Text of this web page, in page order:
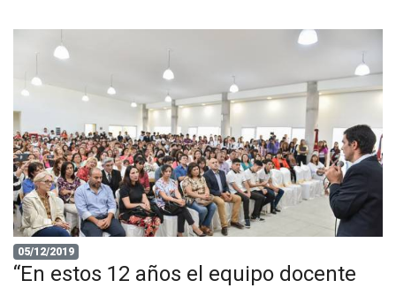
05/12/2019
“En estos 12 años el equipo docente